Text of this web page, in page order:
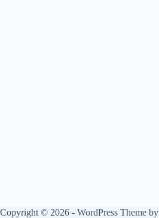
Copyright © 2026 - WordPress Theme by